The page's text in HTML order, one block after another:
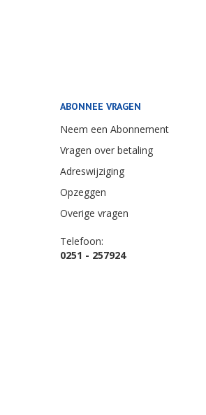
ABONNEE VRAGEN
Neem een Abonnement
Vragen over betaling
Adreswijziging
Opzeggen
Overige vragen
Telefoon:
0251 - 257924